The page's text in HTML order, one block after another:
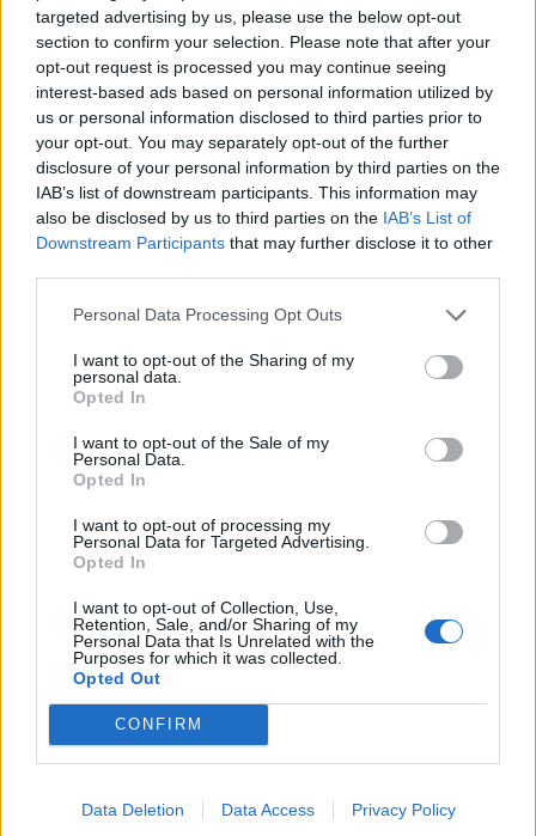
targeted advertising by us, please use the below opt-out
section to confirm your selection. Please note that after your
opt-out request is processed you may continue seeing
interest-based ads based on personal information utilized by
us or personal information disclosed to third parties prior to
your opt-out. You may separately opt-out of the further
disclosure of your personal information by third parties on the
IAB’s list of downstream participants. This information may
also be disclosed by us to third parties on the IAB’s List of
Downstream Participants that may further disclose it to other
Personal Data Processing Opt Outs
I want to opt-out of the Sharing of my
personal data.
Opted In
I want to opt-out of the Sale of my
Personal Data.
Opted In
I want to opt-out of processing my
Personal Data for Targeted Advertising.
Opted In
I want to opt-out of Collection, Use,
Retention, Sale, and/or Sharing of my
Personal Data that Is Unrelated with the
Purposes for which it was collected.
Opted Out
CONFIRM
Data Deletion Data Access Privacy Policy
DESIGN & INSPIRATION
SMART HOME & DEVICES
AUDIO/VISUAL
ΛΕΥΚΕΣ ΣΥΣΚΕΥΕΣ
ΜΙΚΡΟΣΥΣΚΕΥΕΣ
ΚΑΘΑΡΙΟΤΗΤΑ
PERSONAL CARE
HOME SECURITY
INDOOR
ΣΑΛΟΝΙ
ΚΟΥΖΙΝΑ
ΜΠΑΝΙΟ
ΠΑΙΔΙΚΟ ΔΩΜΑΤΙΟ
HOME OFFICE
ΒΕΡΑΝΤΑ
ΠΙΣΙΝΑ